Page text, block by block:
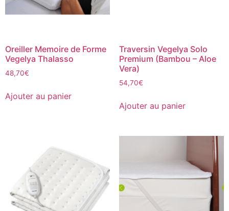
Oreiller Memoire de Forme
Vegelya Thalasso
48,70€
Ajouter au panier
Traversin Vegelya Solo
Premium (Bambou – Aloe
Vera)
54,70€
Ajouter au panier